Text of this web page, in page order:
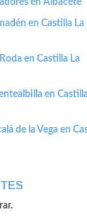
en Albacete
en Castilla La
en Castilla La
en
de la Vega en